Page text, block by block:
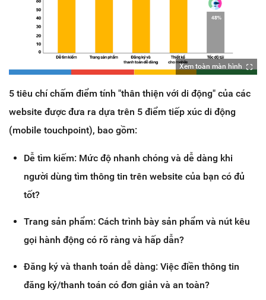
Xem toàn màn hình
5 tiêu chí chấm điểm tính "thân thiện với di động" của các
website được đưa ra dựa trên 5 điểm tiếp xúc di động
(mobile touchpoint), bao gồm:
Dễ tìm kiếm: Mức độ nhanh chóng và dễ dàng khi
người dùng tìm thông tin trên website của bạn có đủ
tốt?
Trang sản phẩm: Cách trình bày sản phẩm và nút kêu
gọi hành động có rõ ràng và hấp dẫn?
Đăng ký và thanh toán dễ dàng: Việc điền thông tin
đăng ký/thanh toán có đơn giản và an toàn?